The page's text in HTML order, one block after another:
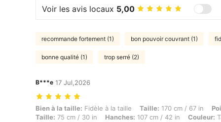
Voir les avis locaux 5,00
recommande fortement (1) bon pouvoir couvrant (1)
bonne qualité (1) trop serré (2)
B***e 17 Jul,2026
Bien à la taille: Fidèle à la taille, Taille: 170 cm / 67 in, Poids: 65 kg
Bien à la taille: Fidèle à la taille Taille: 170 cm / 67 in
Taille: 75 cm / 30 in Hanches: 107 cm / 42 in Couleur: